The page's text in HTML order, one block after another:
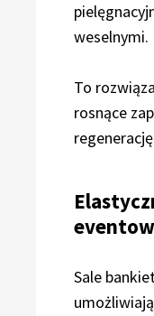
weselnymi.
To
rosnące
Sale